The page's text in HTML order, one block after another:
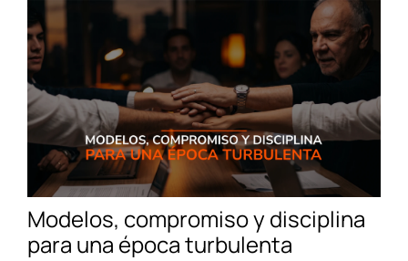
Modelos, compromiso y disciplina
para una época turbulenta